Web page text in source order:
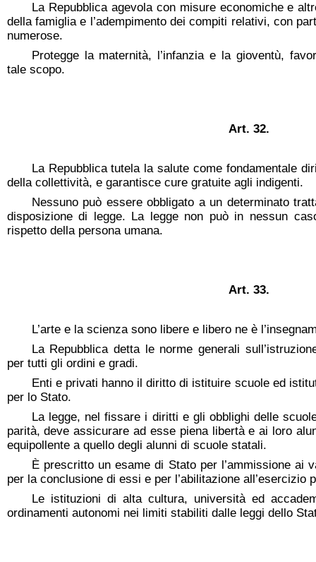
La Repubblica agevola con misure economiche e
della famiglia e l’adempimento dei compiti relativi, con
numerose.
Protegge la maternità, l’infanzia e la gioventù,
tale scopo.
Art. 32.
La Repubblica tutela la salute come fondamentale
della collettività, e garantisce cure gratuite agli indigenti.
Nessuno può essere obbligato a un determinato
disposizione di legge. La legge non può in nessun
rispetto della persona umana.
Art. 33.
L’arte e la scienza sono libere e libero ne è
La Repubblica detta le norme generali
per tutti gli ordini e gradi.
Enti e privati hanno il diritto di istituire scuole ed
per lo Stato.
La legge, nel fissare i diritti e gli obblighi delle
parità, deve assicurare ad esse piena libertà e ai loro
equipollente a quello degli alunni di scuole statali.
È prescritto un esame di Stato per l’ammissione ai
per la conclusione di essi e per l’abilitazione all’esercizio
Le istituzioni di alta cultura, università ed
ordinamenti autonomi nei limiti stabiliti dalle leggi dello